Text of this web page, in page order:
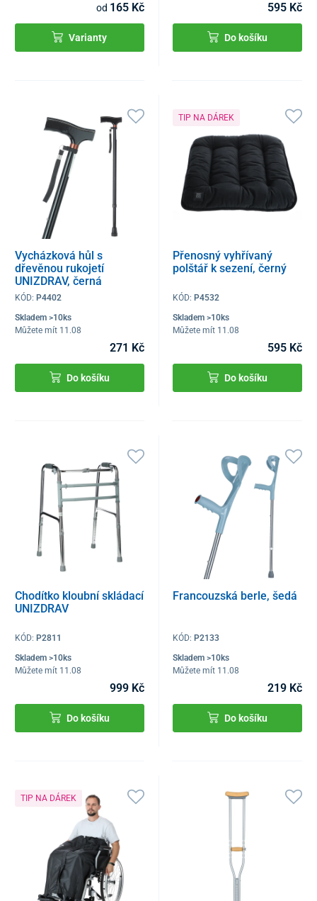
od 165 Kč
Varianty
595 Kč
Do košíku
Vycházková hůl s
dřevěnou rukojetí
UNIZDRAV, černá
KÓD: P4402
Skladem >10ks
Můžete mít 11.08
271 Kč
Do košíku
TIP NA DÁREK
Přenosný vyhřívaný
polštář k sezení, černý
KÓD: P4532
Skladem >10ks
Můžete mít 11.08
595 Kč
Do košíku
Chodítko kloubní skládací
UNIZDRAV
KÓD: P2811
Skladem >10ks
Můžete mít 11.08
999 Kč
Do košíku
Francouzská berle, šedá
KÓD: P2133
Skladem >10ks
Můžete mít 11.08
219 Kč
Do košíku
TIP NA DÁREK